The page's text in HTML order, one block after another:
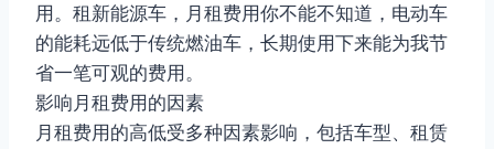
用。租新能源车，月租费用你不能不知道，电动车
的能耗远低于传统燃油车，长期使用下来能为我节
省一笔可观的费用。
影响月租费用的因素
月租费用的高低受多种因素影响，包括车型、租赁